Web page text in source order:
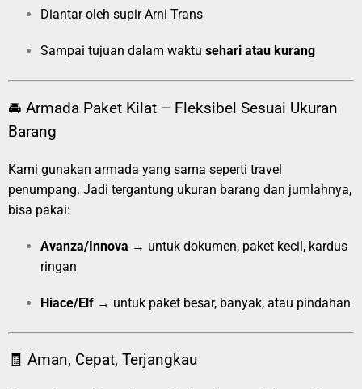
Diantar oleh supir Arni Trans
Sampai tujuan dalam waktu sehari atau kurang
🚘 Armada Paket Kilat – Fleksibel Sesuai Ukuran
Barang
Kami gunakan armada yang sama seperti travel
penumpang. Jadi tergantung ukuran barang dan jumlahnya,
bisa pakai:
Avanza/Innova → untuk dokumen, paket kecil, kardus
ringan
Hiace/Elf → untuk paket besar, banyak, atau pindahan
🧾 Aman, Cepat, Terjangkau